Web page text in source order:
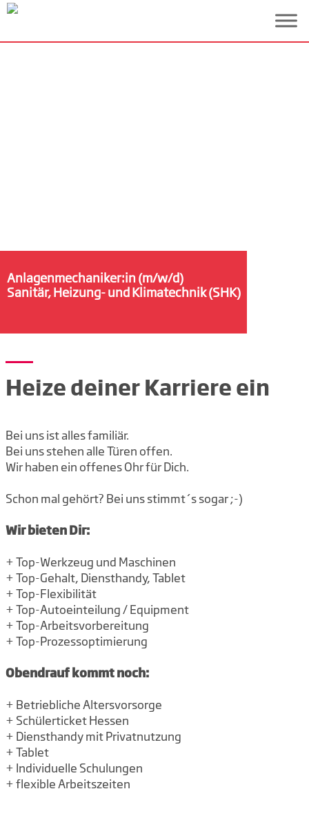
Anlagenmechaniker:in (m/w/d)
Sanitär, Heizung- und Klimatechnik (SHK)
Heize deiner Karriere ein
Bei uns ist alles familiär.
Bei uns stehen alle Türen offen.
Wir haben ein offenes Ohr für Dich.
Schon mal gehört? Bei uns stimmt´s sogar ;-)
Wir bieten Dir:
+ Top-Werkzeug und Maschinen
+ Top-Gehalt, Diensthandy, Tablet
+ Top-Flexibilität
+ Top-Autoeinteilung / Equipment
+ Top-Arbeitsvorbereitung
+ Top-Prozessoptimierung
Obendrauf kommt noch:
+ Betriebliche Altersvorsorge
+ Schülerticket Hessen
+ Diensthandy mit Privatnutzung
+ Tablet
+ Individuelle Schulungen
+ flexible Arbeitszeiten